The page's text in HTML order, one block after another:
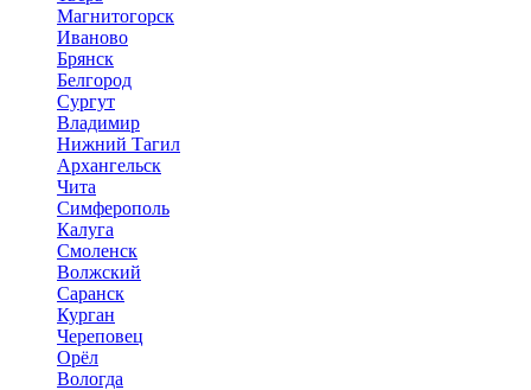
Магнитогорск
Иваново
Брянск
Белгород
Сургут
Владимир
Нижний Тагил
Архангельск
Чита
Симферополь
Калуга
Смоленск
Волжский
Саранск
Курган
Череповец
Орёл
Вологда